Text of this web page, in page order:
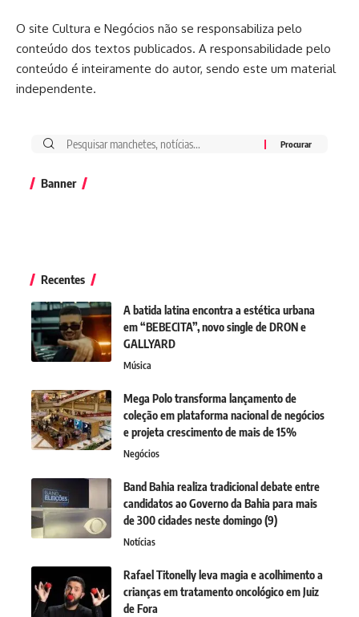
O site Cultura e Negócios não se responsabiliza pelo
conteúdo dos textos publicados. A responsabilidade pelo
conteúdo é inteiramente do autor, sendo este um material
independente.
Banner
Recentes
A batida latina encontra a estética urbana
em “BEBECITA”, novo single de DRON e
GALLYARD
Música
Mega Polo transforma lançamento de
coleção em plataforma nacional de negócios
e projeta crescimento de mais de 15%
Negócios
Band Bahia realiza tradicional debate entre
candidatos ao Governo da Bahia para mais
de 300 cidades neste domingo (9)
Notícias
Rafael Titonelly leva magia e acolhimento a
crianças em tratamento oncológico em Juiz
de Fora